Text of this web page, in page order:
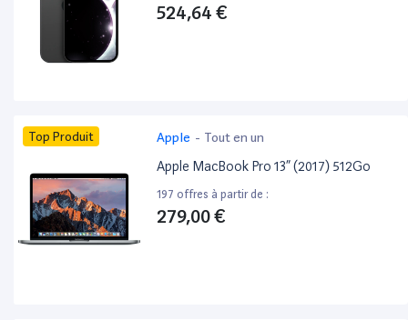
524,64 €
Top Produit Apple - Tout en un
Apple MacBook Pro 13” (2017) 512Go
197 offres à partir de :
279,00 €